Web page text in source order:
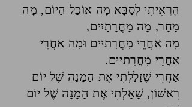
הֶרְאֵיתִי לְסַבָּא מָה אוֹכַל הַיוֹם, מָה
מָחָר, מָה מָחֳרָתַיִים,
מָה אַחֲרֵי מָחֳרָתַיִים וּמָה אַחֲרֵי
אַחֲרֵי מָחֳרָתַיִים.
אַחֲרֵי שֶׁזָלַלְתִי אֶת הַמָנָה שֶׁל יוֹם
רִאשׁוֹן, שָׁאַלְתִי אֶת הַמָנָה שֶׁל יוֹם